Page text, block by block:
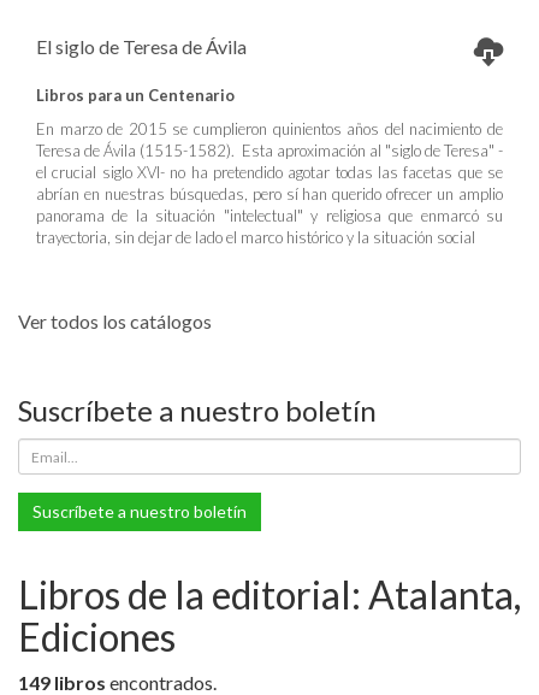
El siglo de Teresa de Ávila
Libros para un Centenario
En marzo de 2015 se cumplieron quinientos años del nacimiento de
Teresa de Ávila (1515-1582). Esta aproximación al "siglo de Teresa" -
el crucial siglo XVI- no ha pretendido agotar todas las facetas que se
abrían en nuestras búsquedas, pero sí han querido ofrecer un amplio
panorama de la situación "intelectual" y religiosa que enmarcó su
trayectoria, sin dejar de lado el marco histórico y la situación social
Ver todos los catálogos
Suscríbete a nuestro boletín
Suscríbete a nuestro boletín
Libros de la editorial: Atalanta,
Ediciones
149 libros encontrados.